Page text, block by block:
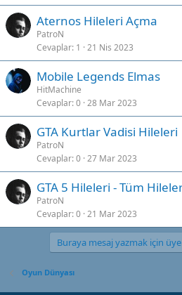
Aternos Hileleri Açma
PatroN
Cevaplar 1 21 Nis 2023
Mobile Legends Elmas
HitMachine
Cevaplar 0 28 Mar 2023
GTA Kurtlar Vadisi Hileleri
PatroN
Cevaplar 0 27 Mar 2023
GTA 5 Hileleri - Tüm
PatroN
Cevaplar 0 21 Mar 2023
Buraya mesaj yazmak için
Oyun Dünyası